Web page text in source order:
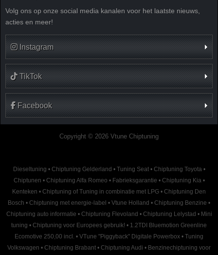
Volg ons op onze social media kanalen voor het laatste nieuws,
acties en meer!
Instagram
TikTok
Facebook
Copyright © 2026 Vtune Chiptuning
Dieseltuning • Chiptuning Gelderland • Tuning Seat • Chiptuning Toyota •
Chiptunen • Chiptuning Alfa Romeo • Fabrieksgarantie • Chiptuning Kia •
Kenteken • Chiptuning of Tuning in combinatie met LPG • Chiptuning Den
Bosch • Chiptuning met energie-label • Vtune Holland • Chiptuning Benzine •
Chiptuning auto informatie • Chiptuning Flevoland • Chiptuning Lelystad • Mini
tuning • Chiptuning voor Europees gebruik! • 1.2TDI Bluemotion Greenline
Ecomotive 250,00 incl. • VTune "Piggyback" Digitale Powerbox • Tuning
Volkswagen • Chiptuning Brabant • Chiptuning Audi • Benzinechiptuning voor